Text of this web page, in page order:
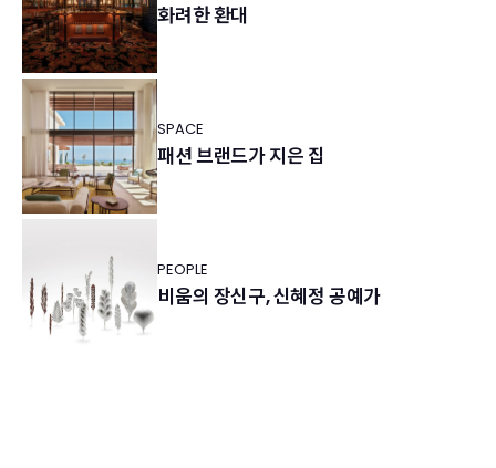
화려한 환대
SPACE
패션 브랜드가 지은 집
PEOPLE
비움의 장신구, 신혜정 공예가